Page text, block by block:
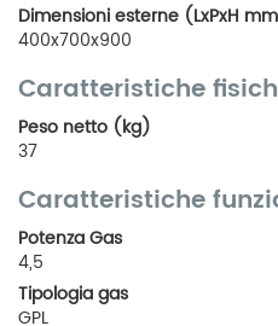
Dimensioni esterne (LxPxH
400x700x900
Caratteristiche
Peso netto (kg)
37
Caratteristiche
Potenza Gas
4,5
Tipologia gas
GPL